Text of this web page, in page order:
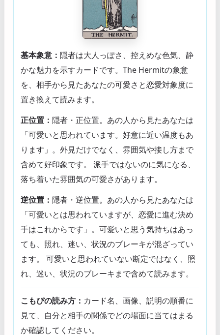
基本象意： 隠者は大人っぽさ、控えめな色気、静
かな魅力を示すカードです。The Hermitの象意
を、相手から見たあなたの可愛さと恋愛対象度に
置き換えて読みます。
正位置： 隠者・正位置。あの人から見たあなたは
「可愛いと思われています。好意に近い温度もあ
ります」。外見だけでなく、雰囲気や接し方まで
含めて好印象です。 派手ではないのに気になる、
落ち着いた雰囲気の可愛さがあります。
逆位置： 隠者・逆位置。あの人から見たあなたは
「可愛いとは思われていますが、恋愛に進む決め
手はこれからです」。可愛いと思う気持ちはあっ
ても、照れ、迷い、状況のブレーキが混ざってい
ます。 可愛いと思われていない断定ではなく、照
れ、迷い、状況のブレーキまで含めて読みます。
こもぴの読み方： カード名、画像、説明の順番に
見て、自分と相手の関係でどの場面に当てはまる
か確認してください。